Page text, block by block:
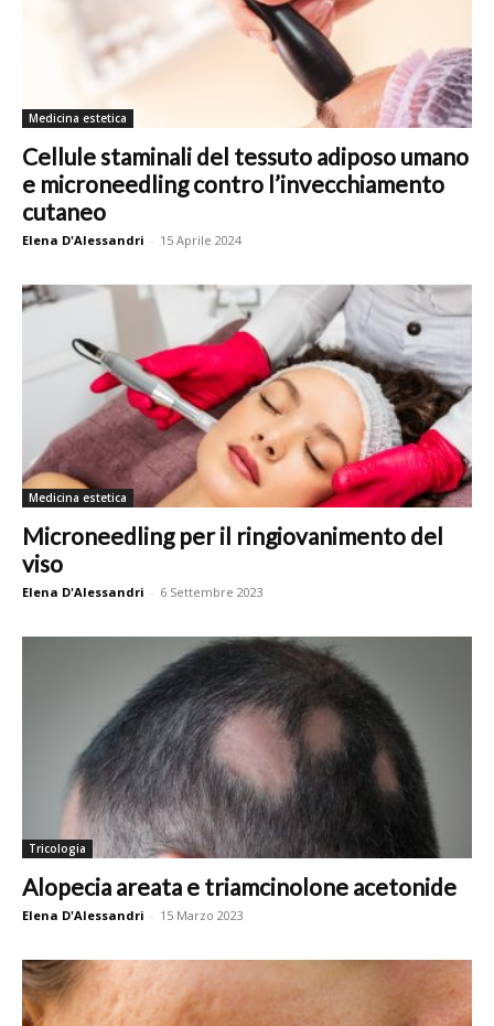
Medicina estetica
Cellule staminali del tessuto adiposo umano
e microneedling contro l’invecchiamento
cutaneo
Elena D'Alessandri - 15 Aprile 2024
Medicina estetica
Microneedling per il ringiovanimento del
viso
Elena D'Alessandri - 6 Settembre 2023
Tricologia
Alopecia areata e triamcinolone acetonide
Elena D'Alessandri - 15 Marzo 2023